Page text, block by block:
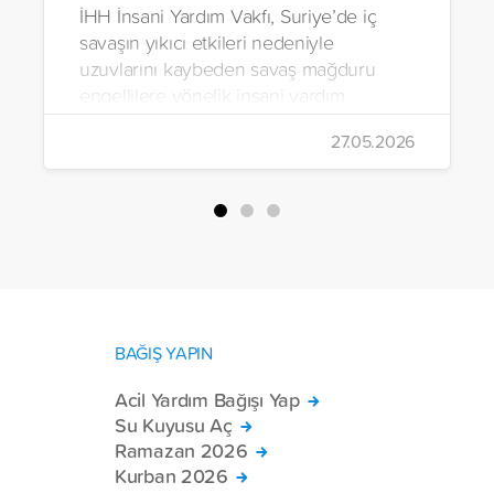
İHH İnsani Yardım Vakfı, Suriye’de iç
savaşın yıkıcı etkileri nedeniyle
uzuvlarını kaybeden savaş mağduru
engellilere yönelik insani yardım
çalışmalarını aralıksız sürdürüyor. Vakıf,
yürütülen son projeyle Suriye’nin Şam,
Halep, Hama, Humus ve İdlib
bölgelerinde zor şartlarda yaşayan
27.05.2026
BAĞIŞ YAPIN
Acil Yardım Bağışı Yap
Su Kuyusu Aç
Ramazan 2026
Kurban 2026